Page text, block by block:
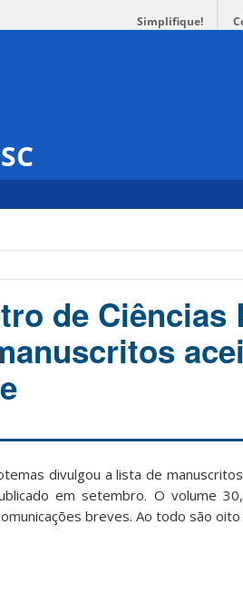
Simplifique!
de
divulgou a lista de
em setembro. O volume
breves. Ao todo são